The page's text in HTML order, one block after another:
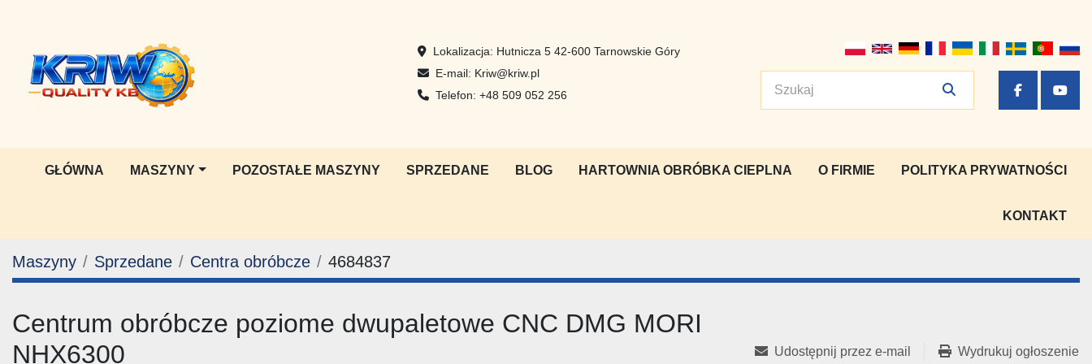
Lokalizacja: Hutnicza 5 42-600 Tarnowskie Góry
E-mail: Kriw@kriw.pl
Telefon: +48 509 052 256 facebook
GŁÓWNA MASZYNY POZOSTAŁE MASZYNY SPRZEDANE BLOG HARTOWNIA OBRÓBKA CIEPLNA O FIRMIE POLITYKA PRYWATNOŚCI
KONTAKT
Maszyny Sprzedane Centra obróbcze 4684837
Centrum obróbcze poziome dwupaletowe CNC DMG MORI
NHX6300
Udostępnij przez e-mail Wydrukuj ogłoszenie